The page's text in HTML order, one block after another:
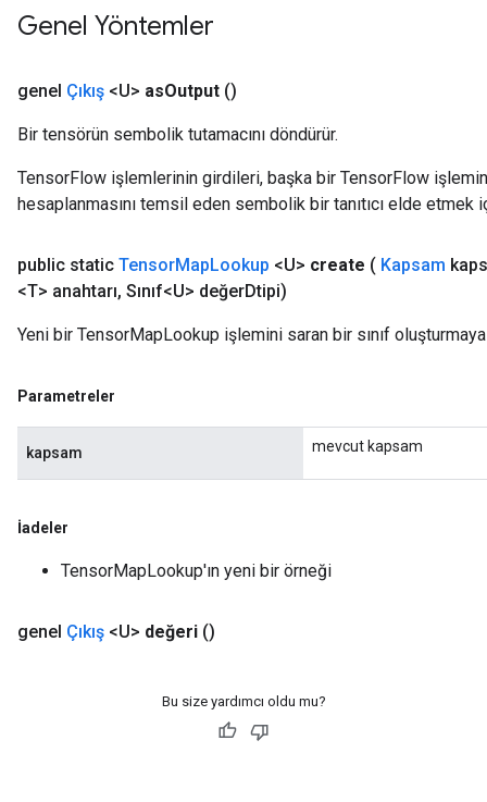
Genel Yöntemler
genel Çıkış <U> asOutput ()
Bir tensörün sembolik tutamacını döndürür.
TensorFlow işlemlerinin girdileri, başka bir TensorFlow
hesaplanmasını temsil eden sembolik bir tanıtıcı elde etmek
public static TensorMapLookup <U> create ( Kapsam
<T> anahtarı, Sınıf<U> değerDtipi)
Yeni bir TensorMapLookup işlemini saran bir sınıf
Parametreler
kapsam mevcut kapsam
İadeler
TensorMapLookup'ın yeni bir örneği
genel Çıkış <U> değeri ()
Bu size yardımcı oldu mu?